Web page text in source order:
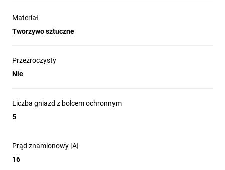
Materiał
Tworzywo sztuczne
Przezroczysty
Nie
Liczba gniazd z bolcem ochronnym
5
Prąd znamionowy [A]
16